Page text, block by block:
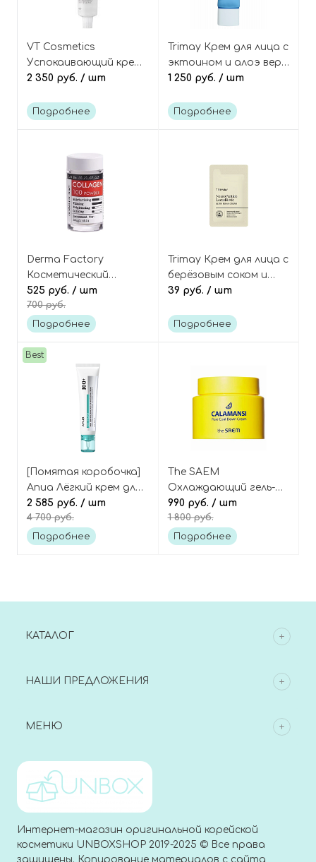
VT Cosmetics
Успокаивающий крем
с церамидами и
(спикулами), Reedle
2 350 руб. / шт
Подробнее
Trimay Крем для лица с
эктоином и алоэ вера
интенсивное
Luron Blue Tansy Hydra
1 250 руб. / шт
Подробнее
Derma Factory
Косметический
порошок чистого
коллагена 100%,
Collagen Powder 100%
525 руб. / шт
700 руб.
Подробнее
Trimay Крем для лица с
берёзовым соком и
нейропептидами
(пробник),
39 руб. / шт
Подробнее
Best
[Помятая коробочка]
Anua Лёгкий крем для
лица с ПДРН,
центеллой и
гиалуроновой
2 585 руб. / шт
4 700 руб.
Подробнее
The SAEM
Охлаждающий гель-
крем для сужения пор
с цитрусом
каламанси, Calamansi
990 руб. / шт
1 800 руб.
Подробнее
КАТАЛОГ
НАШИ ПРЕДЛОЖЕНИЯ
МЕНЮ
Интернет-магазин оригинальной корейской
косметики UNBOXSHOP 2019-2025 © Все права
защищены. Копирование материалов с сайта